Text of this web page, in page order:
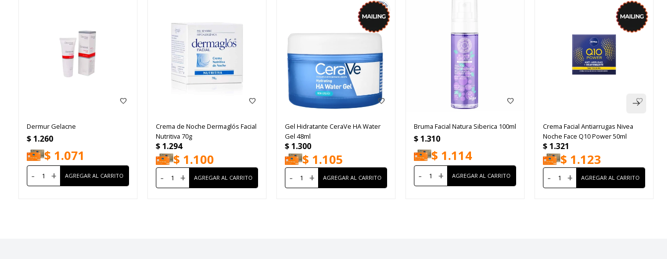
Dermur Gelacne
$ 1.260
$ 1.071
- +
Crema de Noche Dermaglós Facial
Nutritiva 70g
$ 1.294
$ 1.100
- +
Gel Hidratante CeraVe HA Water
Gel 48ml
$ 1.300
$ 1.105
- +
Bruma Facial Natura Siberica 100ml
$ 1.310
$ 1.114
- +
Crema Facial Antiarrugas Nivea
Noche Face Q10 Power 50ml
$ 1.321
$ 1.123
- +